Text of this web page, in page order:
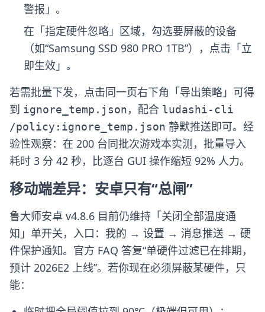
警报」。
在「指定硬件忽略」区域，勾选要屏蔽的设备
（如“Samsung SSD 980 PRO 1TB”），点击「立
即生效」。
若需批量下发，点击同一页右下角「导出策略」可得
到 ignore_temp.json，配合 ludashi-cli
/policy:ignore_temp.json 静默推送即可。经
验性观察：在 200 台同批次游戏本实测，批量导入
耗时 3 分 42 秒，比逐台 GUI 操作缩短 92% 人力。
移动端差异：安卓只有“总闸”
鲁大师安卓 v4.8.6 目前仍维持「关闭全部温度通
知」单开关，入口：我的 → 设置 → 消息推送 → 硬
件保护通知。官方 FAQ 答复“单硬件过滤已在排期，
预计 2026E2 上线”。若你现在必须屏蔽某硬件，只
能：